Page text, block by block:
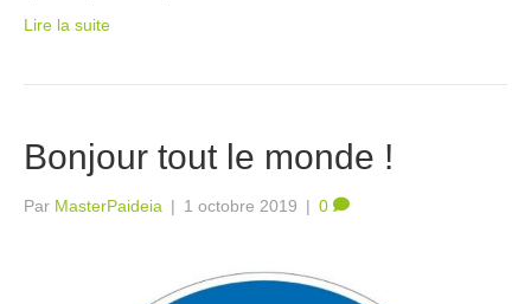
Lire la suite
Bonjour tout le monde !
Par MasterPaideia | 1 octobre 2019 | 0